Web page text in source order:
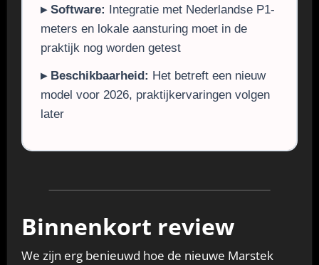
▸ Software: Integratie met Nederlandse P1-
meters en lokale aansturing moet in de
praktijk nog worden getest
▸ Beschikbaarheid: Het betreft een nieuw
model voor 2026, praktijkervaringen volgen
later
Binnenkort review
We zijn erg benieuwd hoe de nieuwe Marstek